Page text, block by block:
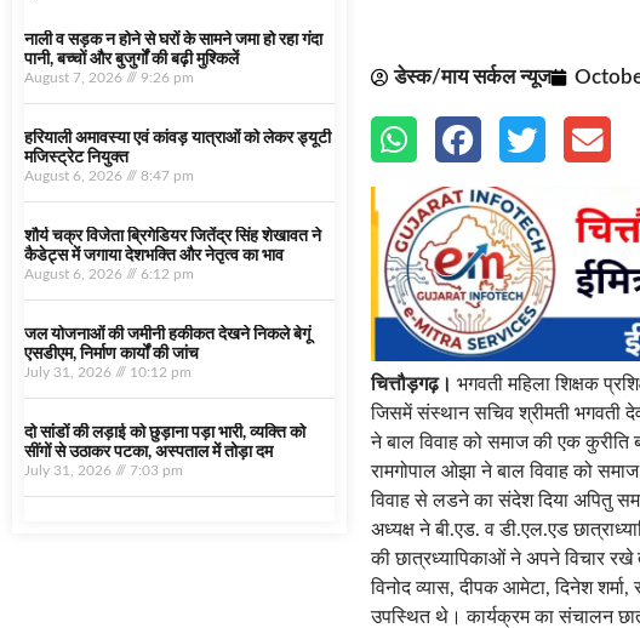
नाली व सड़क न होने से घरों के सामने जमा हो रहा गंदा
पानी, बच्चों और बुजुर्गों की बढ़ी मुश्किलें
August 7, 2026 9:26 pm
हरियाली अमावस्या एवं कांवड़ यात्राओं को लेकर ड्यूटी
मजिस्ट्रेट नियुक्त
August 6, 2026 8:47 pm
शौर्य चक्र विजेता ब्रिगेडियर जितेंद्र सिंह शेखावत ने
कैडेट्स में जगाया देशभक्ति और नेतृत्व का भाव
August 6, 2026 6:12 pm
जल योजनाओं की जमीनी हकीकत देखने निकले बेगूं
एसडीएम, निर्माण कार्यों की जांच
July 31, 2026 10:12 pm
दो सांडों की लड़ाई को छुड़ाना पड़ा भारी, व्यक्ति को
सींगों से उठाकर पटका, अस्पताल में तोड़ा दम
July 31, 2026 7:03 pm
डेस्क/माय सर्कल न्यूज
चित्तौड़गढ़। भगवती महिला शिक्षक
जिसमें संस्थान सचिव श्रीमती भगवती
ने बाल विवाह को समाज की एक
रामगोपाल ओझा ने बाल विवाह को
विवाह से लडने का संदेश दिया अपितु
अध्यक्ष ने बी.एड. व डी.एल.एड
की छात्रध्यापिकाओं ने अपने विचार रखे
विनोद व्यास, दीपक आमेटा, दिनेश
उपस्थित थे। कार्यक्रम का संचालन